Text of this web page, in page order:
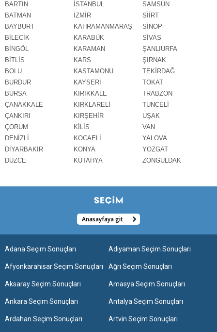
BARTIN
BATMAN
BAYBURT
BİLECİK
BİNGÖL
BİTLİS
BOLU
BURDUR
BURSA
ÇANAKKALE
ÇANKIRI
ÇORUM
DENİZLİ
DİYARBAKIR
DÜZCE
İSTANBUL
İZMİR
KAHRAMANMARAŞ
KARABÜK
KARAMAN
KARS
KASTAMONU
KAYSERİ
KIRIKKALE
KIRKLARELİ
KIRŞEHİR
KİLİS
KOCAELİ
KONYA
KÜTAHYA
SAMSUN
SİİRT
SİNOP
SİVAS
ŞANLIURFA
ŞIRNAK
TEKİRDAĞ
TOKAT
TRABZON
TUNCELİ
UŞAK
VAN
YALOVA
YOZGAT
ZONGULDAK
Anasayfaya git
Adana Seçim Sonuçları Adıyaman Seçim Sonuçları
Afyonkarahisar Seçim Sonuçları Ağrı Seçim Sonuçları
Aksaray Seçim Sonuçları Amasya Seçim Sonuçları
Ankara Seçim Sonuçları Antalya Seçim Sonuçları
Ardahan Seçim Sonuçları Artvin Seçim Sonuçları